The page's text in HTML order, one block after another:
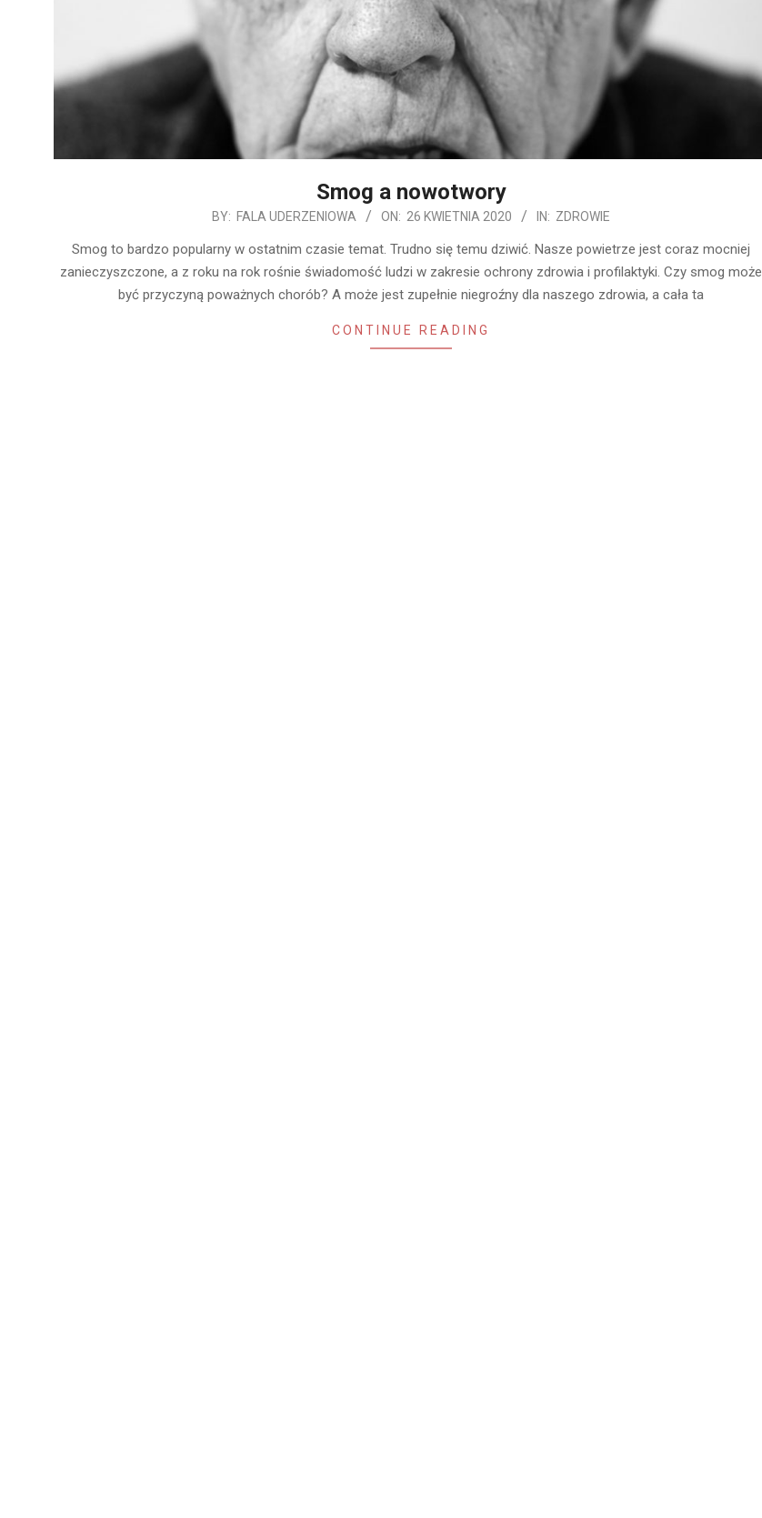
Smog a nowotwory
BY: FALA UDERZENIOWA ON: 26 KWIETNIA 2020 IN: ZDROWIE
Smog to bardzo popularny w ostatnim czasie temat. Trudno się temu dziwić. Nasze powietrze jest coraz mocniej
zanieczyszczone, a z roku na rok rośnie świadomość ludzi w zakresie ochrony zdrowia i profilaktyki. Czy smog może
być przyczyną poważnych chorób? A może jest zupełnie niegroźny dla naszego zdrowia, a cała ta
CONTINUE READING